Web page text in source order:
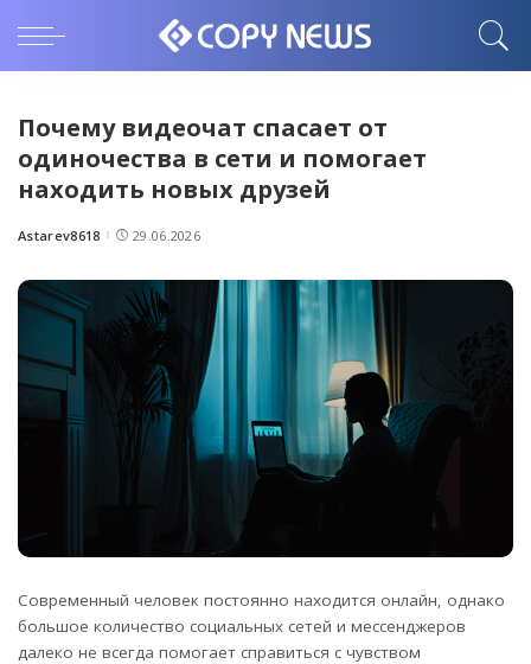
Почему видеочат спасает от
одиночества в сети и помогает
находить новых друзей
Posted
Astarev8618 29.06.2026
Современный человек постоянно находится онлайн, однако
большое количество социальных сетей и мессенджеров
далеко не всегда помогает справиться с чувством